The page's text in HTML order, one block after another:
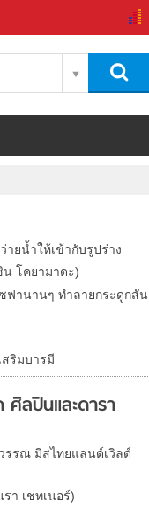
ายน้ำให้เข้ากับรูปร่าง
น โคยามาดะ)
ฟานานๆ ทำลายกระดูกสัน
สริมบารมี
ศิลปินและดารา
รรณ มิสไทยแลนด์เวิลด์
า เชทเนอร์)